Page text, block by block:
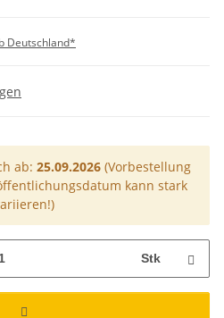
Deutschland*
ab: 25.09.2026 (Vorbestellung
kann stark
Stk